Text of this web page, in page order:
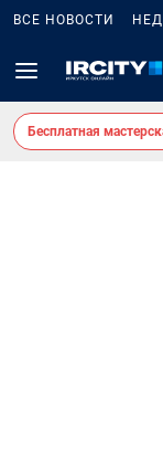
ВСЕ НОВОСТИ
Бесплатная